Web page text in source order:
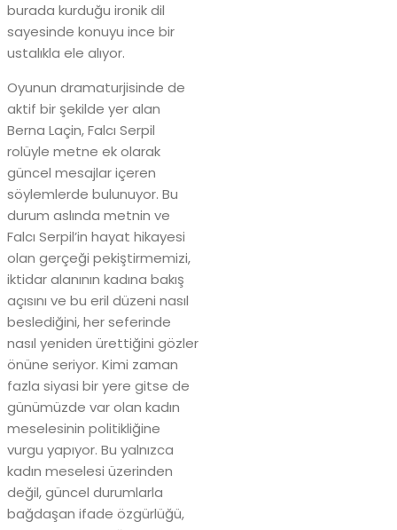
burada kurduğu ironik dil
sayesinde konuyu ince bir
ustalıkla ele alıyor.
Oyunun dramaturjisinde de
aktif bir şekilde yer alan
Berna Laçin, Falcı Serpil
rolüyle metne ek olarak
güncel mesajlar içeren
söylemlerde bulunuyor. Bu
durum aslında metnin ve
Falcı Serpil’in hayat hikayesi
olan gerçeği pekiştirmemizi,
iktidar alanının kadına bakış
açısını ve bu eril düzeni nasıl
beslediğini, her seferinde
nasıl yeniden ürettiğini gözler
önüne seriyor. Kimi zaman
fazla siyasi bir yere gitse de
günümüzde var olan kadın
meselesinin politikliğine
vurgu yapıyor. Bu yalnızca
kadın meselesi üzerinden
değil, güncel durumlarla
bağdaşan ifade özgürlüğü,